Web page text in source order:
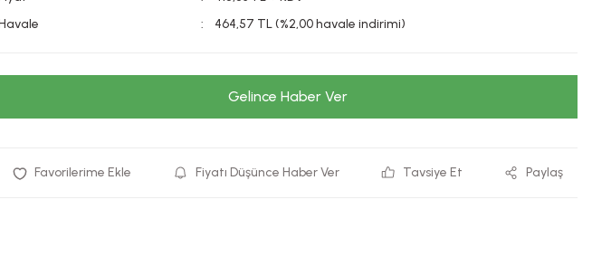
464,57 TL (%2,00 havale indirimi)
Gelince Haber Ver
Fiyatı Düşünce Haber Ver Tavsiye Et Paylaş